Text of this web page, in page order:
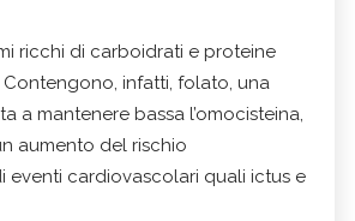
ricchi di carboidrati e proteine
infatti, folato, una
a mantenere bassa l’omocisteina,
aumento del rischio
eventi cardiovascolari quali ictus e